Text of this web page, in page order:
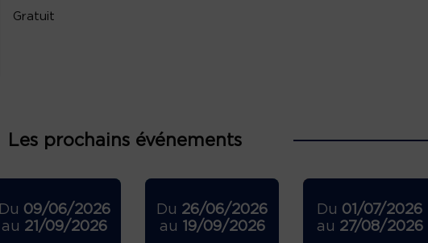
Gratuit
Les prochains événements
Du 09/06/2026
au 21/09/2026
Du 26/06/2026
au
19/09/2026
Du 01/07/2026
au 27/08/2026